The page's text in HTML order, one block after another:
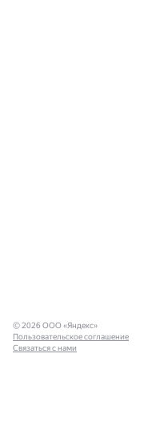
© 2026 ООО «Яндекс»
Пользовательское соглашение
Связаться с нами